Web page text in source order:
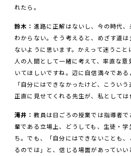
れたら。
鈴木： 進路に正解はないし、今の時代
わからない。そう考えると、めざす道
ないように思います。かえって迷うこと
人の人間として一緒に考えて、率直な
いてほしいですね。辺に自信満々である
「自分にはできなかったけど、こうい
正直に見せてくれる先生が、私としては
滝井： 教員は日ごろの授業では指導者
輩である立場上、どうしても、生徒・
ち。でも、「自分にはできないことも
るのでは」と、信じる場面があってい